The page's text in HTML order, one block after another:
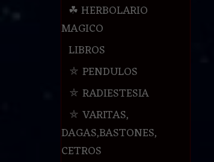
☘ HERBOLARIO
MAGICO
LIBROS
⛤ PENDULOS
⛤ RADIESTESIA
⛤ VARITAS,
DAGAS,BASTONES,
CETROS